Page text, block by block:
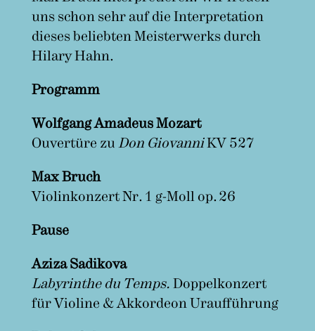
uns schon sehr auf die Interpretation
dieses beliebten Meisterwerks durch
Hilary Hahn.
Programm
Wolfgang Amadeus Mozart
Ouvertüre zu Don GiovanniKV 527
Max Bruch
Violinkonzert Nr. 1 g-Moll op. 26
Pause
Aziza Sadikova
Labyrinthe du Temps. Doppelkonzert
für Violine & Akkordeon Uraufführung